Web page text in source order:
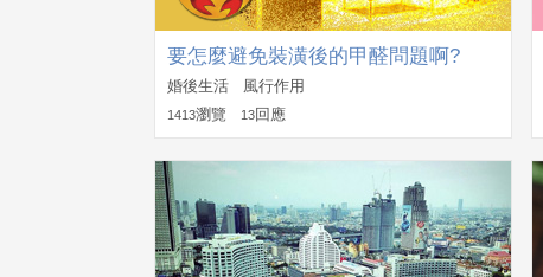
要怎麼避免裝潢後的甲醛問題啊?
婚後生活 風行作用
1413瀏覽 13回應